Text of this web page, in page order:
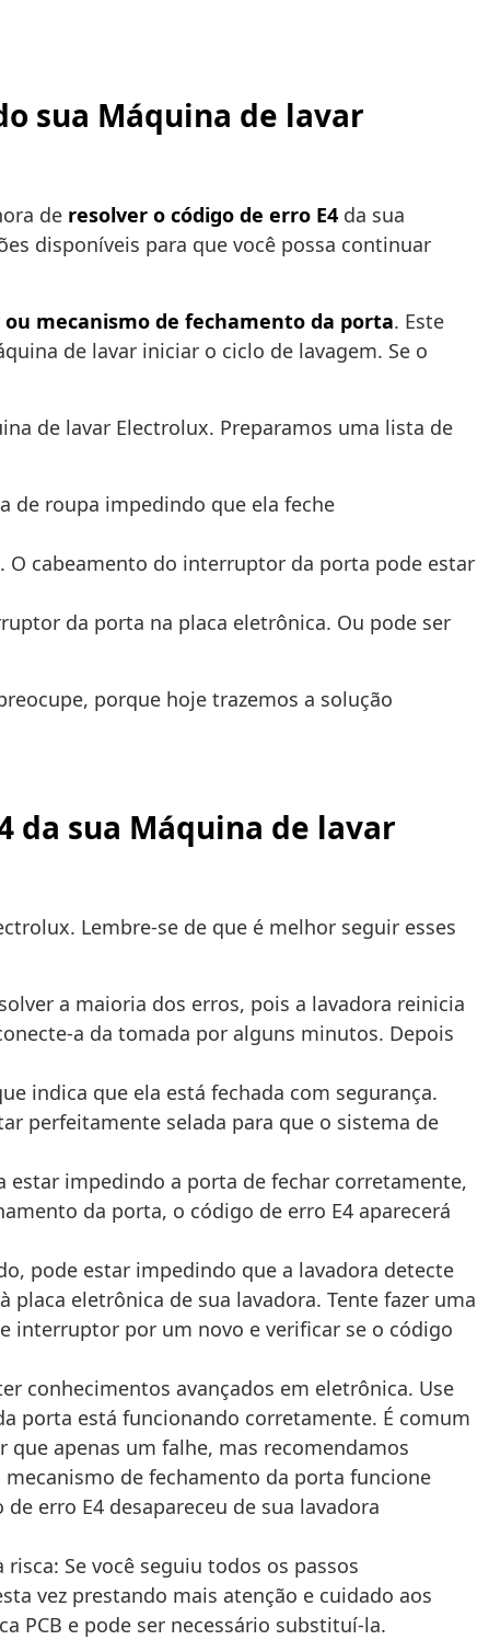
sua Máquina de lavar
de resolver o código de erro E4 da sua
disponíveis para que você possa continuar
mecanismo de fechamento da porta. Este
de lavar iniciar o ciclo de lavagem. Se o
de lavar Electrolux. Preparamos uma lista de
de roupa impedindo que ela feche
cabeamento do interruptor da porta pode estar
da porta na placa eletrônica. Ou pode ser
porque hoje trazemos a solução
da sua Máquina de lavar
Lembre-se de que é melhor seguir esses
a maioria dos erros, pois a lavadora reinicia
a da tomada por alguns minutos. Depois
indica que ela está fechada com segurança.
perfeitamente selada para que o sistema de
impedindo a porta de fechar corretamente,
da porta, o código de erro E4 aparecerá
pode estar impedindo que a lavadora detecte
eletrônica de sua lavadora. Tente fazer uma
interruptor por um novo e verificar se o código
conhecimentos avançados em eletrônica. Use
porta está funcionando corretamente. É comum
apenas um falhe, mas recomendamos
de fechamento da porta funcione
erro E4 desapareceu de sua lavadora
Se você seguiu todos os passos
vez prestando mais atenção e cuidado aos
PCB e pode ser necessário substituí-la.